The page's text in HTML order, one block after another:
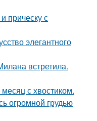
прическу с
элегантного
встретила.
с хвостиком.
огромной грудью